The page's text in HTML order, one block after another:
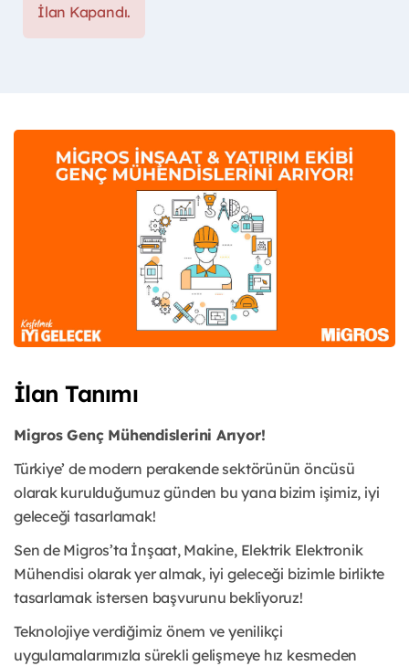
İlan Kapandı.
İlan Tanımı
Migros Genç Mühendislerini Arıyor!
Türkiye’ de modern perakende sektörünün öncüsü
olarak kurulduğumuz günden bu yana bizim işimiz, iyi
geleceği tasarlamak!
Sen de Migros’ta İnşaat, Makine, Elektrik Elektronik
Mühendisi olarak yer almak, iyi geleceği bizimle birlikte
tasarlamak istersen başvurunu bekliyoruz!
Teknolojiye verdiğimiz önem ve yenilikçi
uygulamalarımızla sürekli gelişmeye hız kesmeden